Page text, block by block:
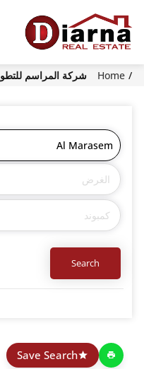
Home شركة المراسم
Save Search